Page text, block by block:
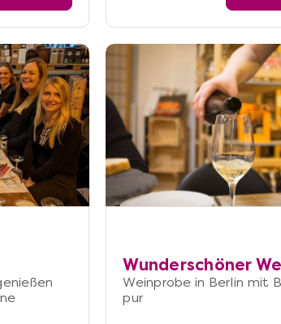
Wunderschöner
Weinprobe in Berlin mit
pur